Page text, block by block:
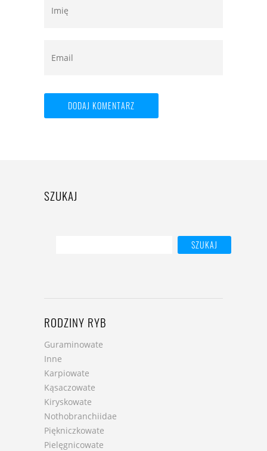
SZUKAJ
RODZINY RYB
Guraminowate
Inne
Karpiowate
Kąsaczowate
Kiryskowate
Nothobranchiidae
Piękniczkowate
Pielęgnicowate